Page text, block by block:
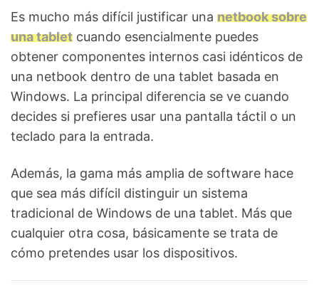
Es mucho más difícil justificar una netbook sobre
una tablet cuando esencialmente puedes
obtener componentes internos casi idénticos de
una netbook dentro de una tablet basada en
Windows. La principal diferencia se ve cuando
decides si prefieres usar una pantalla táctil o un
teclado para la entrada.
Además, la gama más amplia de software hace
que sea más difícil distinguir un sistema
tradicional de Windows de una tablet. Más que
cualquier otra cosa, básicamente se trata de
cómo pretendes usar los dispositivos.